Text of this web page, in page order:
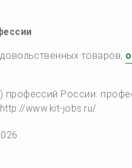
товаров,
профессий России:
www.kit-jobs.ru/